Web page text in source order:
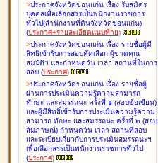
>ประกาศจังหวัดขอนแก่น เรื่อง รับสมัคร
บุคคลเพื่อเลือกสรรเป็นพนักงานราชการ
ทั่วไป(สำนักงานที่ดินจังหวัดขอนแก่น)
(ประกาศ+รายละเอียดแนบท้าย)
>ประกาศจังหวัดขอนแก่น เรื่อง รายชื่อผู้มี
สิทธิเข้ารับการสอบคัดเลือก ผู้ขาดคุณ
สมบัติฯ และกำหนดวัน เวลา สถานที่ในการ
สอบ (ประกาศ)
>ประกาศจังหวัดขอนแก่น เรื่อง รายชื่อผู้
ผ่านการประเมินความรู้ความสามารถ
ทักษะ และสมรรถนะ ครั้งที่ ๑ (สอบข้อเขียน)
และผู้มีสิทธิ์เข้ารับการประเมินความรู้ความ
สามารถ ทักษะ และสมรรถนะ ครั้งที่ ๒ (สอบ
สัมภาษณ์) กำหนดวัน เวลา สถานที่สอบ
และระเบียบเกี่ยวกับการประเมินสมรรถนะฯ
เพื่อเลือกสรรเป็นพนักงานราชการทั่วไป
(ประกาศ)